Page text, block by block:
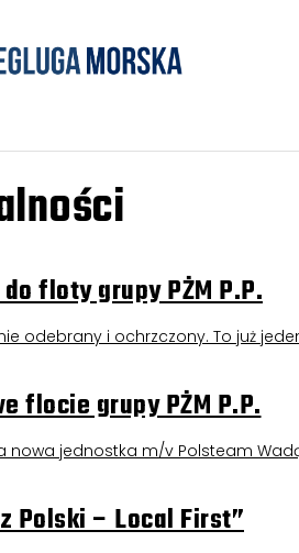
floty grupy PŻM P.P.
odebrany i ochrzczony. To już
flocie grupy PŻM P.P.
nowa jednostka m/v Polsteam
Polski – Local First”